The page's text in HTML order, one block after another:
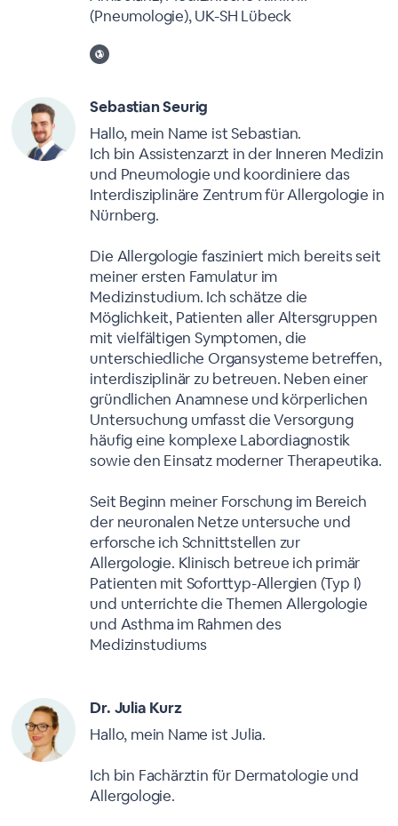
(Pneumologie), UK-SH Lübeck
Sebastian Seurig
Hallo, mein Name ist Sebastian.
Ich bin Assistenzarzt in der Inneren Medizin
und Pneumologie und koordiniere das
Interdisziplinäre Zentrum für Allergologie in
Nürnberg.
Die Allergologie fasziniert mich bereits seit
meiner ersten Famulatur im
Medizinstudium. Ich schätze die
Möglichkeit, Patienten aller Altersgruppen
mit vielfältigen Symptomen, die
unterschiedliche Organsysteme betreffen,
interdisziplinär zu betreuen. Neben einer
gründlichen Anamnese und körperlichen
Untersuchung umfasst die Versorgung
häufig eine komplexe Labordiagnostik
sowie den Einsatz moderner Therapeutika.
Seit Beginn meiner Forschung im Bereich
der neuronalen Netze untersuche und
erforsche ich Schnittstellen zur
Allergologie. Klinisch betreue ich primär
Patienten mit Soforttyp-Allergien (Typ I)
und unterrichte die Themen Allergologie
und Asthma im Rahmen des
Medizinstudiums
Dr. Julia Kurz
Hallo, mein Name ist Julia.
Ich bin Fachärztin für Dermatologie und
Allergologie.